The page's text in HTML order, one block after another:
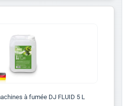
à fumée DJ FLUID 5 L